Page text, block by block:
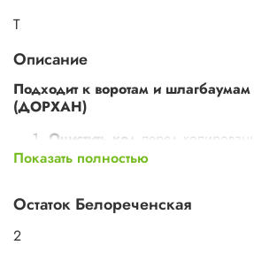
Т
Описание
Подходит к воротам и
(ДОРХАН)
Очистить код перед
Нажмите и удерживайте кнопки
трижды кратковременно нажмите
Показать полностью
Остаток Белореченская
2